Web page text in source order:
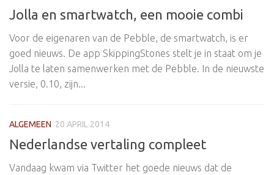
Jolla en smartwatch, een mooie combi
Voor de eigenaren van de Pebble, de smartwatch, is er
goed nieuws. De app SkippingStones stelt je in staat om je
Jolla te laten samenwerken met de Pebble. In de nieuwste
versie, 0.10, zijn...
ALGEMEEN 20 APRIL 2014
Nederlandse vertaling compleet
Vandaag kwam via Twitter het goede nieuws dat de